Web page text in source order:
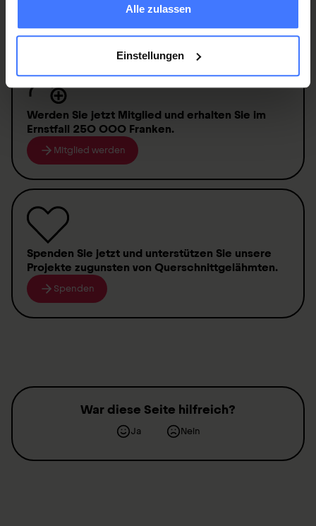
Alle zulassen
Einstellungen
Werden Sie jetzt Mitglied und erhalten Sie im
Ernstfall 250 000 Franken.
Mitglied werden
Spenden Sie jetzt und unterstützen Sie unsere
Projekte zugunsten von Querschnittgelähmten.
Spenden
War diese Seite hilfreich?
Ja Nein